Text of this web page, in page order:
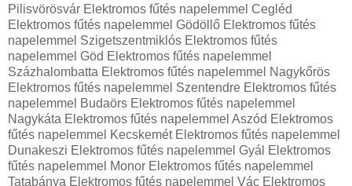
Pilisvörösvár Elektromos fűtés napelemmel Cegléd
Elektromos fűtés napelemmel Gödöllő Elektromos fűtés
napelemmel Szigetszentmiklós Elektromos fűtés
napelemmel Göd Elektromos fűtés napelemmel
Százhalombatta Elektromos fűtés napelemmel Nagykőrös
Elektromos fűtés napelemmel Szentendre Elektromos fűtés
napelemmel Budaörs Elektromos fűtés napelemmel
Nagykáta Elektromos fűtés napelemmel Aszód Elektromos
fűtés napelemmel Kecskemét Elektromos fűtés napelemmel
Dunakeszi Elektromos fűtés napelemmel Gyál Elektromos
fűtés napelemmel Monor Elektromos fűtés napelemmel
Tatabánya Elektromos fűtés napelemmel Vác Elektromos